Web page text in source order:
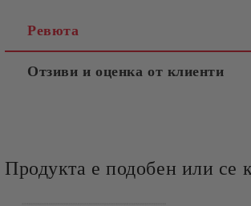
Ревюта
Отзиви и оценка от клиенти